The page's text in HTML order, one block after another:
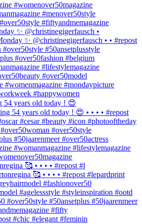
✨ @christinegigerfausch •
54 years old today ! 😍
🥰 • • • • #repost #l
#chic #elegant #feminin